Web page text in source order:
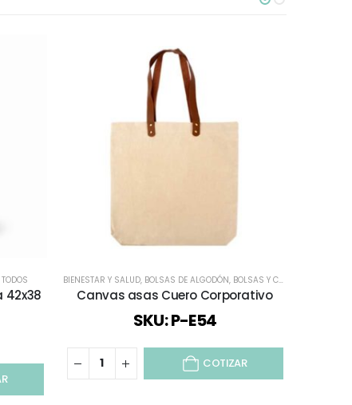
TODOS
42x38
BIENESTAR Y SALUD, BOLSAS DE ALGODÓN, BOLSAS Y CAJAS
Canvas asas Cuero Corporativo
SKU: P-E54
COTIZAR